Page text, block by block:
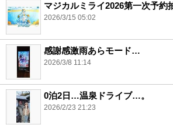
マジカルミライ2026第一次予約
2026/3/15 05:02
感謝感激雨あらモード…
2026/3/8 11:14
0泊2日…温泉ドライブ…。
2026/2/23 21:23